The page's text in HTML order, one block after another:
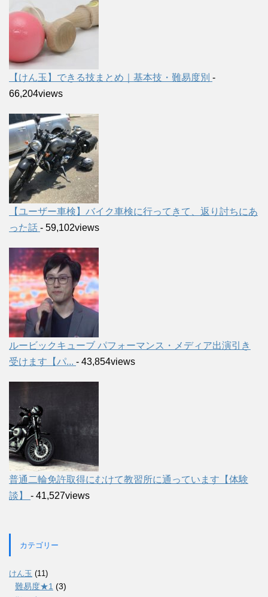
【けん玉】できる技まとめ｜基本技・難易度別 -
66,204views
【ユーザー車検】バイク車検に行ってきて、返り討ちにあ
った話 - 59,102views
ルービックキューブ パフォーマンス・メディア出演引き
受けます【パ... - 43,854views
普通二輪免許取得にむけて教習所に通っています【体験
談】 - 41,527views
カテゴリー
けん玉 (11)
難易度★1 (3)